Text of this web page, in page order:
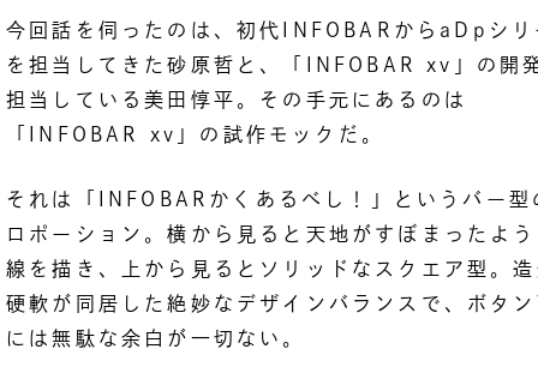
今回話を伺ったのは、初代INFOBARからaDpシリ
を担当してきた砂原哲と、「INFOBAR xv」の開
担当している美田惇平。その手元にあるのは
「INFOBAR xv」の試作モックだ。
それは「INFOBARかくあるべし！」というバー型
ロポーション。横から見ると天地がすぼまったよ
線を描き、上から見るとソリッドなスクエア型。
硬軟が同居した絶妙なデザインバランスで、ボタ
には無駄な余白が一切ない。